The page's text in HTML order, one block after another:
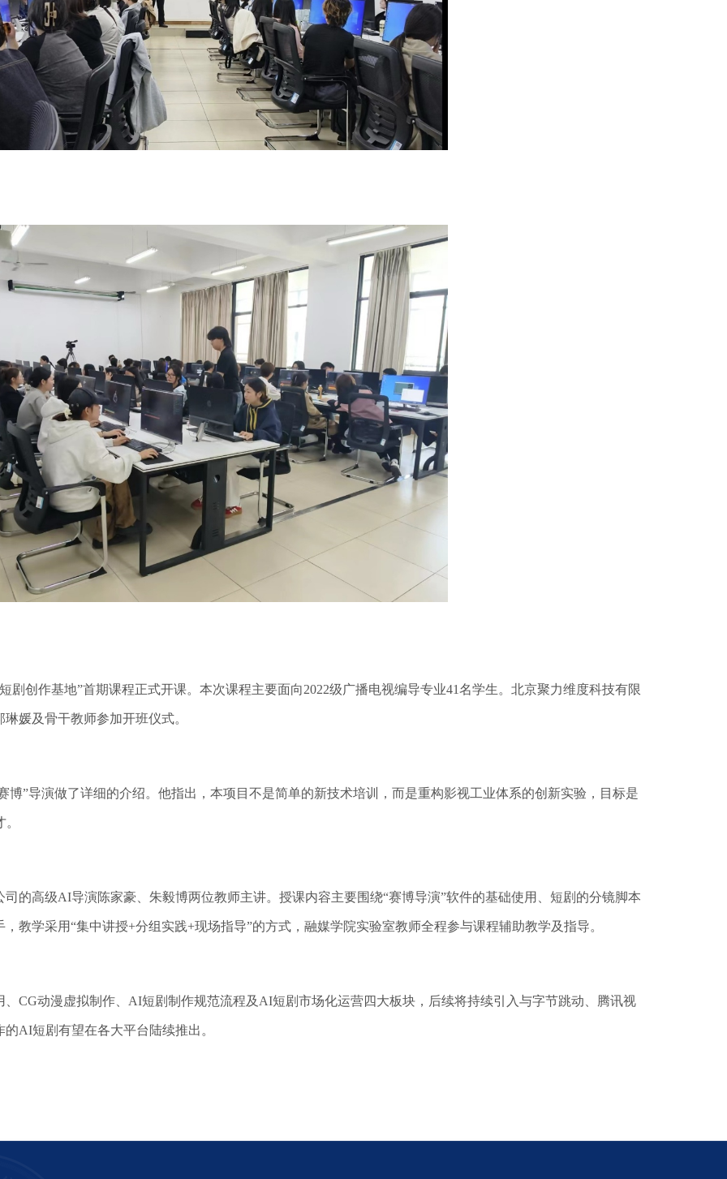
作基地”首期课程正式开课。本次课程主要面向2022级广播电视编导专业41名学生。北京聚力维度科技有限
媛及骨干教师参加开班仪式。
导演做了详细的介绍。他指出，本项目不是简单的新技术培训，而是重构影视工业体系的创新实验，目标是
高级AI导演陈家豪、朱毅博两位教师主讲。授课内容主要围绕“赛博导演”软件的基础使用、短剧的分镜脚本
教学采用“集中讲授+分组实践+现场指导”的方式，融媒学院实验室教师全程参与课程辅助教学及指导。
动漫虚拟制作、AI短剧制作规范流程及AI短剧市场化运营四大板块，后续将持续引入与字节跳动、腾讯视
AI短剧有望在各大平台陆续推出。